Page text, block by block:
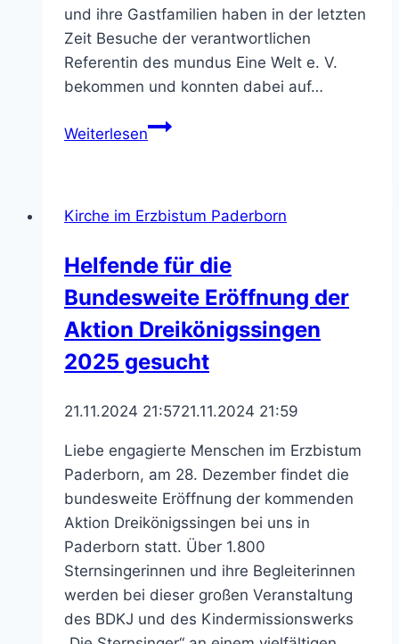
und ihre Gastfamilien haben in der letzten
Zeit Besuche der verantwortlichen
Referentin des mundus Eine Welt e. V.
bekommen und konnten dabei auf…
WeiterlesenGastfamilien
gesucht
Gastfamilienbesuche
zeigen
spannende
Einblicke
Kirche im Erzbistum Paderborn
Helfende für die
Bundesweite Eröffnung der
Aktion Dreikönigssingen
2025 gesucht
21.11.2024 21:5721.11.2024 21:59
Liebe engagierte Menschen im Erzbistum
Paderborn, am 28. Dezember findet die
bundesweite Eröffnung der kommenden
Aktion Dreikönigssingen bei uns in
Paderborn statt. Über 1.800
Sternsingerinnen und ihre Begleiterinnen
werden bei dieser großen Veranstaltung
des BDKJ und des Kindermissionswerks